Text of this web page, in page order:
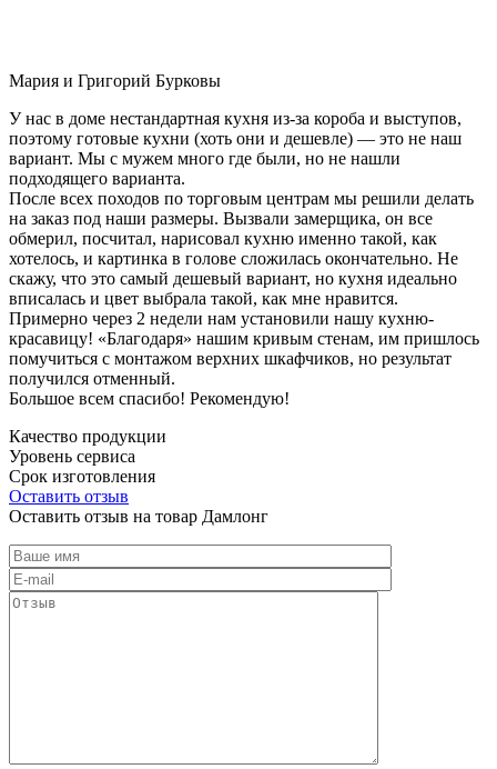
Мария и Григорий Бурковы
У нас в доме нестандартная кухня из-за короба и выступов,
поэтому готовые кухни (хоть они и дешевле) — это не наш
вариант. Мы с мужем много где были, но не нашли
подходящего варианта.
После всех походов по торговым центрам мы решили делать
на заказ под наши размеры. Вызвали замерщика, он все
обмерил, посчитал, нарисовал кухню именно такой, как
хотелось, и картинка в голове сложилась окончательно. Не
скажу, что это самый дешевый вариант, но кухня идеально
вписалась и цвет выбрала такой, как мне нравится.
Примерно через 2 недели нам установили нашу кухню-
красавицу! «Благодаря» нашим кривым стенам, им пришлось
помучиться с монтажом верхних шкафчиков, но результат
получился отменный.
Большое всем спасибо! Рекомендую!
Качество продукции
Уровень сервиса
Срок изготовления
Оставить отзыв
Оставить отзыв на товар Дамлонг